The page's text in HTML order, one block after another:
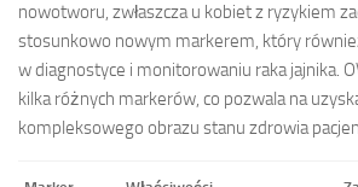
nowotworu, zwłaszcza u kobiet z ryzykiem
stosunkowo nowym markerem, który
w diagnostyce i monitorowaniu raka jajnika.
kilka różnych markerów, co pozwala na
kompleksowego obrazu stanu zdrowia